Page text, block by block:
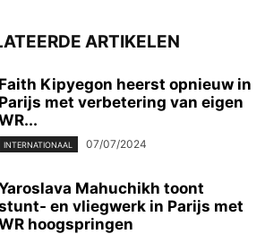
ARTIKELEN
Faith Kipyegon heerst opnieuw in
Parijs met verbetering van eigen
INTERNATIONAAL 07/07/2024
Mahuchikh toont
en vliegwerk in Parijs met
hoogspringen